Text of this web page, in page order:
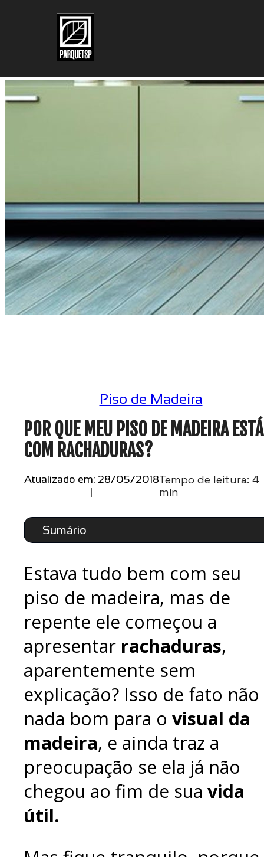
Piso de Madeira
POR QUE MEU PISO DE MADEIRA ESTÁ
COM RACHADURAS?
Atualizado em: 28/05/2018
|
Tempo de leitura: 4
min
Sumário
Estava tudo bem com seu
piso de madeira, mas de
repente ele começou a
apresentar rachaduras,
aparentemente sem
explicação? Isso de fato não
nada bom para o visual da
madeira, e ainda traz a
preocupação se ela já não
chegou ao fim de sua vida
útil.